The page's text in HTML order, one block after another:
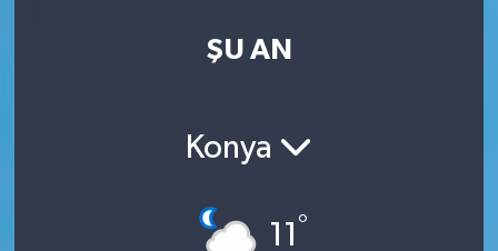
ŞU AN
Konya
11 °